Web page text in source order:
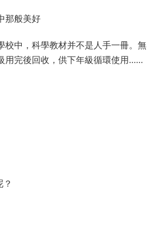
那般美好
校中，科學教材并不是人手一冊。無
用完後回收，供下年級循環使用......